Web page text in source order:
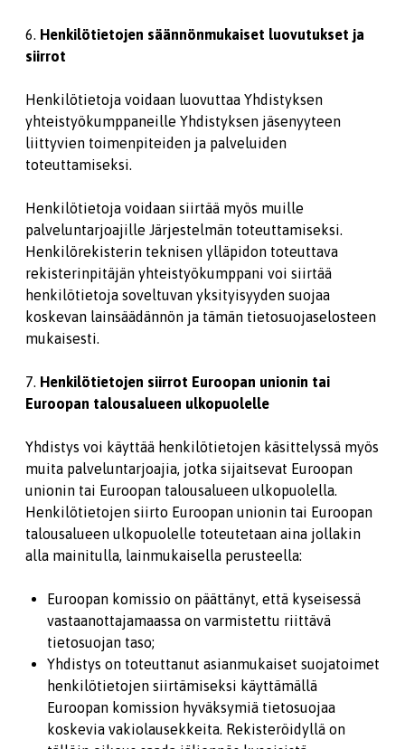
6. Henkilötietojen säännönmukaiset luovutukset ja
siirrot
Henkilötietoja voidaan luovuttaa Yhdistyksen
yhteistyökumppaneille Yhdistyksen jäsenyyteen
liittyvien toimenpiteiden ja palveluiden
toteuttamiseksi.
Henkilötietoja voidaan siirtää myös muille
palveluntarjoajille Järjestelmän toteuttamiseksi.
Henkilörekisterin teknisen ylläpidon toteuttava
rekisterinpitäjän yhteistyökumppani voi siirtää
henkilötietoja soveltuvan yksityisyyden suojaa
koskevan lainsäädännön ja tämän tietosuojaselosteen
mukaisesti.
7. Henkilötietojen siirrot Euroopan unionin tai
Euroopan talousalueen ulkopuolelle
Yhdistys voi käyttää henkilötietojen käsittelyssä myös
muita palveluntarjoajia, jotka sijaitsevat Euroopan
unionin tai Euroopan talousalueen ulkopuolella.
Henkilötietojen siirto Euroopan unionin tai Euroopan
talousalueen ulkopuolelle toteutetaan aina jollakin
alla mainitulla, lainmukaisella perusteella:
Euroopan komissio on päättänyt, että kyseisessä
vastaanottajamaassa on varmistettu riittävä
tietosuojan taso;
Yhdistys on toteuttanut asianmukaiset suojatoimet
henkilötietojen siirtämiseksi käyttämällä
Euroopan komission hyväksymiä tietosuojaa
koskevia vakiolausekkeita. Rekisteröidyllä on